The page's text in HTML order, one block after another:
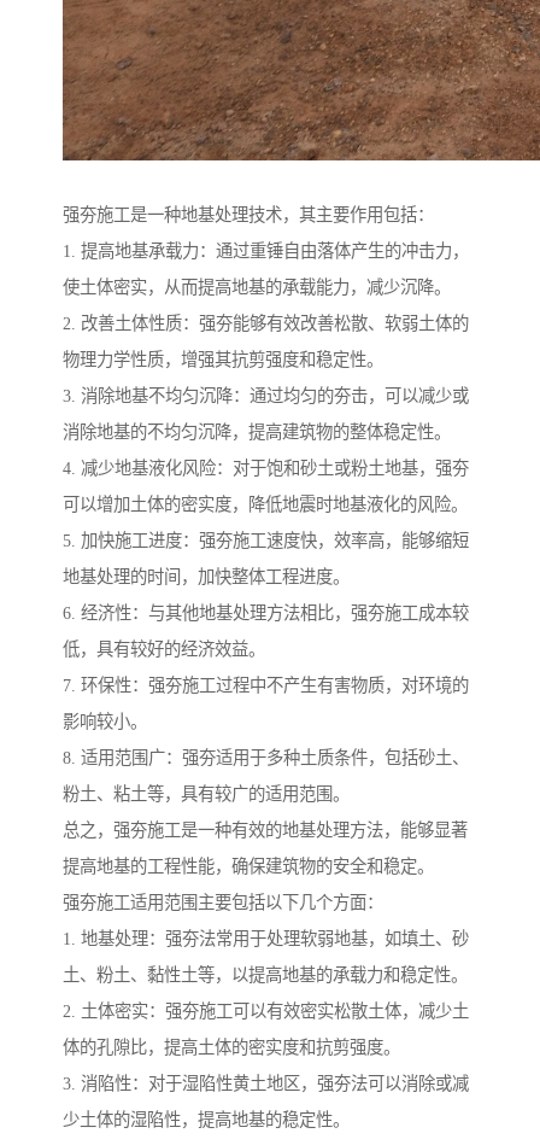
强夯施工是一种地基处理技术，其主要作用包括：
1. 提高地基承载力：通过重锤自由落体产生的冲击力，
使土体密实，从而提高地基的承载能力，减少沉降。
2. 改善土体性质：强夯能够有效改善松散、软弱土体的
物理力学性质，增强其抗剪强度和稳定性。
3. 消除地基不均匀沉降：通过均匀的夯击，可以减少或
消除地基的不均匀沉降，提高建筑物的整体稳定性。
4. 减少地基液化风险：对于饱和砂土或粉土地基，强夯
可以增加土体的密实度，降低地震时地基液化的风险。
5. 加快施工进度：强夯施工速度快，效率高，能够缩短
地基处理的时间，加快整体工程进度。
6. 经济性：与其他地基处理方法相比，强夯施工成本较
低，具有较好的经济效益。
7. 环保性：强夯施工过程中不产生有害物质，对环境的
影响较小。
8. 适用范围广：强夯适用于多种土质条件，包括砂土、
粉土、粘土等，具有较广的适用范围。
总之，强夯施工是一种有效的地基处理方法，能够显著
提高地基的工程性能，确保建筑物的安全和稳定。
强夯施工适用范围主要包括以下几个方面：
1. 地基处理：强夯法常用于处理软弱地基，如填土、砂
土、粉土、黏性土等，以提高地基的承载力和稳定性。
2. 土体密实：强夯施工可以有效密实松散土体，减少土
体的孔隙比，提高土体的密实度和抗剪强度。
3. 消陷性：对于湿陷性黄土地区，强夯法可以消除或减
少土体的湿陷性，提高地基的稳定性。